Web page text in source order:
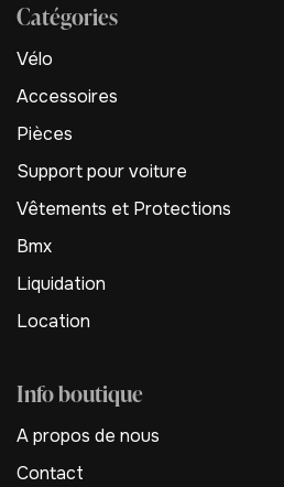
Catégories
Vélo
Accessoires
Pièces
Support pour voiture
Vêtements et Protections
Bmx
Liquidation
Location
Info boutique
A propos de nous
Contact